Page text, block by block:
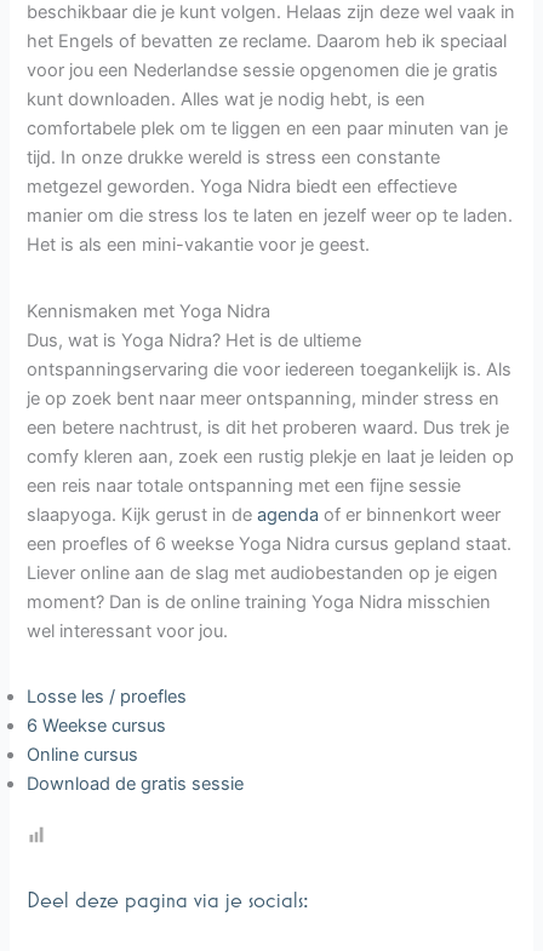
beschikbaar die je kunt volgen. Helaas zijn deze wel vaak in
het Engels of bevatten ze reclame. Daarom heb ik speciaal
voor jou een Nederlandse sessie opgenomen die je gratis
kunt downloaden. Alles wat je nodig hebt, is een
comfortabele plek om te liggen en een paar minuten van je
tijd. In onze drukke wereld is stress een constante
metgezel geworden. Yoga Nidra biedt een effectieve
manier om die stress los te laten en jezelf weer op te laden.
Het is als een mini-vakantie voor je geest.
Kennismaken met Yoga Nidra
Dus, wat is Yoga Nidra? Het is de ultieme
ontspanningservaring die voor iedereen toegankelijk is. Als
je op zoek bent naar meer ontspanning, minder stress en
een betere nachtrust, is dit het proberen waard. Dus trek je
comfy kleren aan, zoek een rustig plekje en laat je leiden op
een reis naar totale ontspanning met een fijne sessie
slaapyoga. Kijk gerust in deagenda of er binnenkort weer
een proefles of 6 weekse Yoga Nidra cursus gepland staat.
Liever online aan de slag met audiobestanden op je eigen
moment? Dan is de online training Yoga Nidra misschien
wel interessant voor jou.
Losse les / proefles
6 Weekse cursus
Online cursus
Download de gratis sessie
Deel deze pagina via je socials: